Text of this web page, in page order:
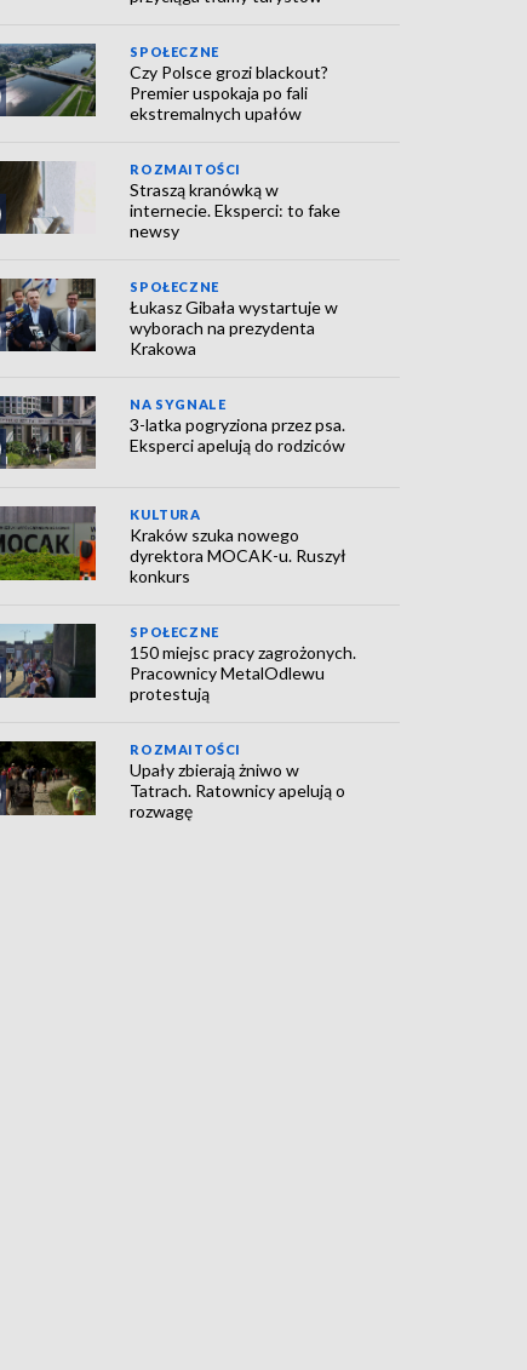
SPOŁECZNE
Czy Polsce grozi blackout?
Premier uspokaja po fali
ekstremalnych upałów
ROZMAITOŚCI
Straszą kranówką w
internecie. Eksperci: to fake
newsy
SPOŁECZNE
Łukasz Gibała wystartuje w
wyborach na prezydenta
Krakowa
NA SYGNALE
3-latka pogryziona przez psa.
Eksperci apelują do rodziców
KULTURA
Kraków szuka nowego
dyrektora MOCAK-u. Ruszył
konkurs
SPOŁECZNE
150 miejsc pracy zagrożonych.
Pracownicy MetalOdlewu
protestują
ROZMAITOŚCI
Upały zbierają żniwo w
Tatrach. Ratownicy apelują o
rozwagę